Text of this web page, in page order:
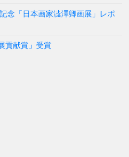
念「日本画家澁澤卿画展」レポ
貢献賞」受賞